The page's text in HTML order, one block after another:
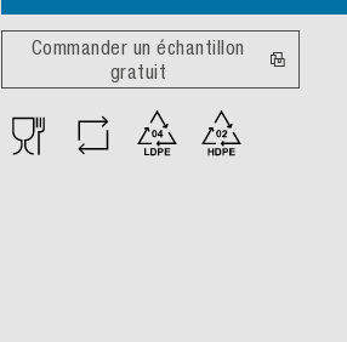
Commander un échantillon
gratuit